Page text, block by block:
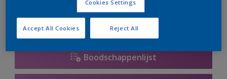
Boodschappenlijst
Cookies Settings
Reject All
Accept All Cookies